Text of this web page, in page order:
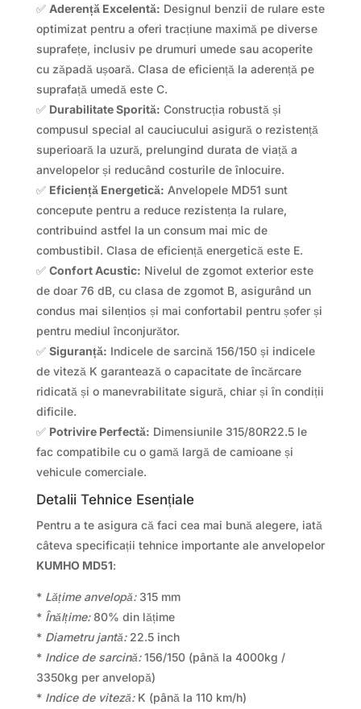
✅ Aderență Excelentă: Designul benzii de rulare este
optimizat pentru a oferi tracțiune maximă pe diverse
suprafețe, inclusiv pe drumuri umede sau acoperite
cu zăpadă ușoară. Clasa de eficiență la aderență pe
suprafață umedă este C.
✅ Durabilitate Sporită: Construcția robustă și
compusul special al cauciucului asigură o rezistență
superioară la uzură, prelungind durata de viață a
anvelopelor și reducând costurile de înlocuire.
✅ Eficiență Energetică: Anvelopele MD51 sunt
concepute pentru a reduce rezistența la rulare,
contribuind astfel la un consum mai mic de
combustibil. Clasa de eficiență energetică este E.
✅ Confort Acustic: Nivelul de zgomot exterior este
de doar 76 dB, cu clasa de zgomot B, asigurând un
condus mai silențios și mai confortabil pentru șofer și
pentru mediul înconjurător.
✅ Siguranță: Indicele de sarcină 156/150 și indicele
de viteză K garantează o capacitate de încărcare
ridicată și o manevrabilitate sigură, chiar și în condiții
dificile.
✅ Potrivire Perfectă: Dimensiunile 315/80R22.5 le
fac compatibile cu o gamă largă de camioane și
vehicule comerciale.
Detalii Tehnice Esențiale
Pentru a te asigura că faci cea mai bună alegere, iată
câteva specificații tehnice importante ale anvelopelor
KUMHO MD51:
* Lățime anvelopă:315 mm
* Înălțime:80% din lățime
* Diametru jantă:22.5 inch
* Indice de sarcină:156/150 (până la 4000kg /
3350kg per anvelopă)
* Indice de viteză:K (până la 110 km/h)